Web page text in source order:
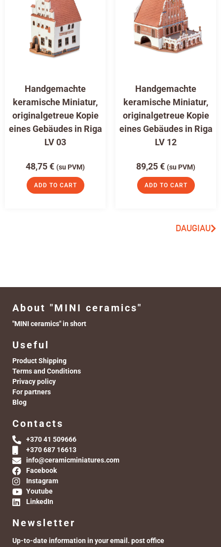
Handgemachte
keramische Miniatur,
originalgetreue Kopie
eines Gebäudes in Riga
LV 03
48,75€ (su PVM)
ADD TO CART
Handgemachte
keramische Miniatur,
originalgetreue Kopie
eines Gebäudes in Riga
LV 12
89,25€ (su PVM)
ADD TO CART
DAUGIAU
About "MINI ceramics"
"MINI ceramics" in short
Useful
Product Shipping
Terms and Conditions
Privacy policy
For partners
Blog
Contacts
+370 41 509666
+370 687 16613
info@ceramicminiatures.com
Facebook
Instagram
Youtube
LinkedIn
Newsletter
Up-to-date information in your email. post office